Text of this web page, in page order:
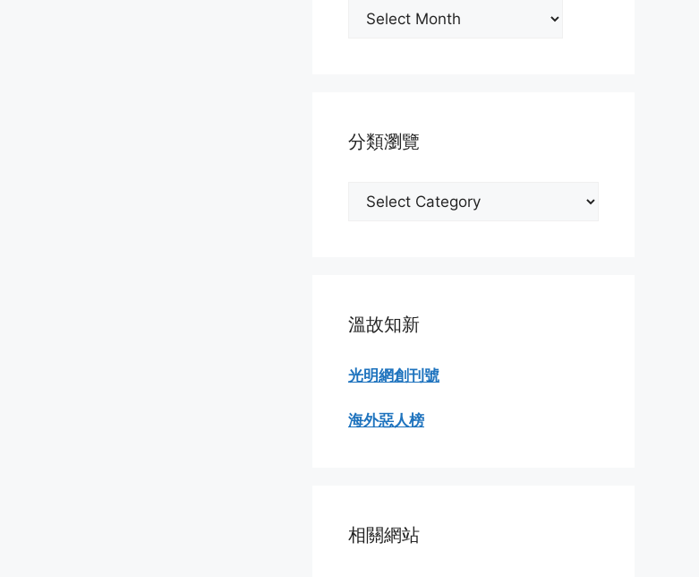
分類瀏覽
溫故知新
光明網創刊號
海外惡人榜
相關網站